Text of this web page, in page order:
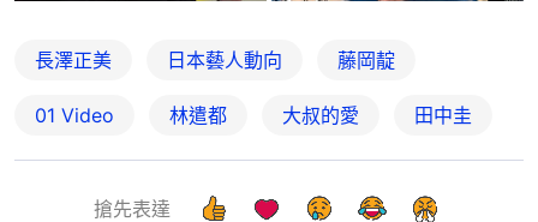
長澤正美 日本藝人動向 藤岡靛
01 Video 林遣都 大叔的愛 田中圭
搶先表達